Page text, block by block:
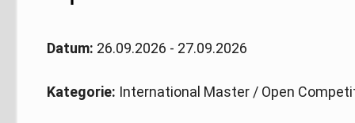
Datum: 26.09.2026 - 27.09.2026
Kategorie: International Master / Open